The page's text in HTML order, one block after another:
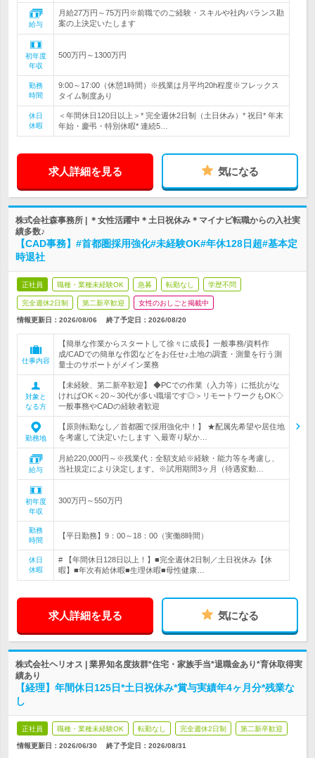
給与
月給27万円～75万円※前職でのご経験・スキルや社内バランス勘
案の上決定いたします
初年度
年収
500万円～1300万円
勤務
時間
9:00～17:00（休憩1時間）※残業は月平均20h程度※フレックス
タイム制度あり
休日
休暇
＜年間休日120日以上＞* 完全週休2日制（土日休み）* 祝日* 年末
年始・慶弔・特別休暇* 連続5…
求人詳細を見る 気になる
株式会社森事務所 | ＊女性活躍中＊土日祝休み＊マイナビ転職からの入社実
績多数♪
【CAD事務】#首都圏採用強化#未経験OK#年休128日超#基本定
時退社
正社員 職種・業種未経験OK 急募 転勤なし 学歴不問
完全週休2日制 第二新卒歓迎 女性のおしごと掲載中
情報更新日：2026/08/06 終了予定日： 2026/08/20
仕事内容
【簡単な作業からスタートして徐々に成長】一般事務/資料作
成/CADでの簡単な作図などをお任せ♪土地の調査・測量を行う測
量士のサポートがメイン業務
対象と
なる方
【未経験、第二新卒歓迎】 ◆PCでの作業（入力等）に抵抗がな
ければOK＜20～30代が多い職場です◎＞リモートワークもOK◇
一般事務やCADの経験者歓迎
勤務地
【原則転勤なし／首都圏で採用強化中！】 ★配属先希望や居住地
を考慮して決定いたします ＼最寄り駅か…
給与
月給220,000円～※残業代：全額支給※経験・能力等を考慮し、
当社規定により決定します。※試用期間3ヶ月（待遇変動…
初年度
年収
300万円～550万円
勤務
時間
【平日勤務】9：00～18：00（実働8時間）
休日
休暇
# 【年間休日128日以上！】■完全週休2日制／土日祝休み【休
暇】■年次有給休暇■生理休暇■母性健康…
求人詳細を見る 気になる
株式会社ヘリオス | 業界知名度抜群*住宅・家族手当*退職金あり*育休取得実
績あり
【経理】年間休日125日*土日祝休み*賞与実績年4ヶ月分*残業な
し
正社員 職種・業種未経験OK 転勤なし 完全週休2日制 第二新卒歓迎
情報更新日：2026/06/30 終了予定日： 2026/08/31